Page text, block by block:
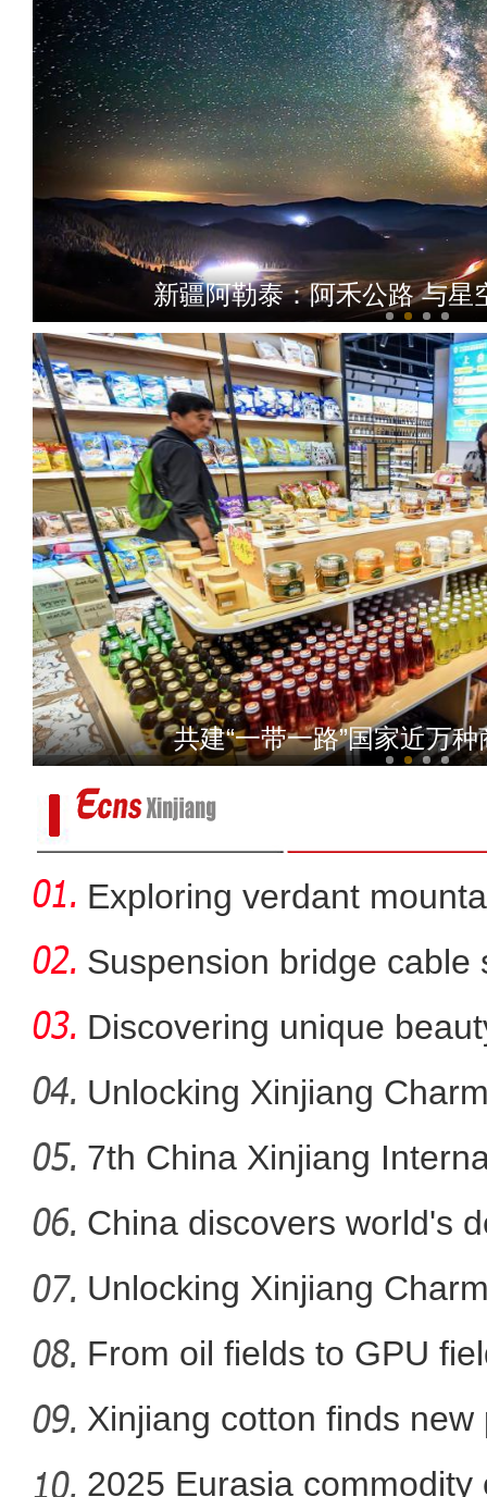
新疆阿勒泰：阿禾公路 与星
若羌红枣的奇幻
江西援疆芦笋种植基地 用先
共建“一带一路”国家近万
Exploring verdant
Jiangbul
Suspension bridge cable
sc
Discovering unique
ar
Unlocking Xinjiang
7th China Xinjiang
China discovers world's
Unlocking Xinjiang
From oil fields to GPU
Xinjiang cotton finds
2025 Eurasia commodity